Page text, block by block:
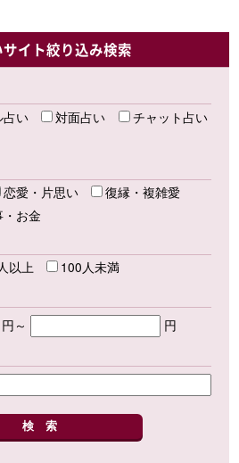
イト絞り込み検索
占い 対面占い
チャット占い
恋愛・片思い
復縁・複雑愛
お金
以上
100人未満
円～
円